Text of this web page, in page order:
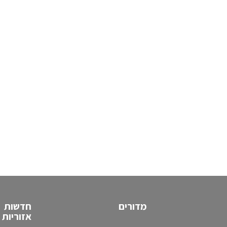
מדורים חדשות
אזוריות